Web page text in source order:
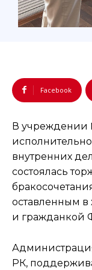
Facebook
В учреждении
внутренних
состоялась
оставленным в
и гражданкой
РК,